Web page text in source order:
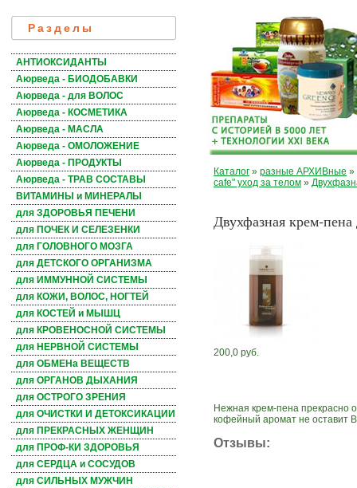
Разделы
АНТИОКСИДАНТЫ
Аюрведа - БИОДОБАВКИ
Аюрведа - для ВОЛОС
Аюрведа - КОСМЕТИКА
Аюрведа - МАСЛА
Аюрведа - ОМОЛОЖЕНИЕ
Аюрведа - ПРОДУКТЫ
Аюрведа - ТРАВ СОСТАВЫ
ВИТАМИНЫ и МИНЕРАЛЫ
для ЗДОРОВЬЯ ПЕЧЕНИ
для ПОЧЕК И СЕЛЕЗЕНКИ
для ГОЛОВНОГО МОЗГА
для ДЕТСКОГО ОРГАНИЗМА
для ИММУННОЙ СИСТЕМЫ
для КОЖИ, ВОЛОС, НОГТЕЙ
для КОСТЕЙ и МЫШЦ
для КРОВЕНОСНОЙ СИСТЕМЫ
для НЕРВНОЙ СИСТЕМЫ
для ОБМЕНа ВЕЩЕСТВ
для ОРГАНОВ ДЫХАНИЯ
для ОСТРОГО ЗРЕНИЯ
для ОЧИСТКИ И ДЕТОКСИКАЦИИ
для ПРЕКРАСНЫХ ЖЕНЩИН
для ПРОФ-КИ ЗДОРОВЬЯ
для СЕРДЦА и СОСУДОВ
для СИЛЬНЫХ МУЖЧИН
Каталог » разные АРХИВные »
cafe" уход за телом »
Двухфазная крем-
200,0 руб.
Нежная крем-пена прекрасно
кофейный аромат не оставит
Отзывы: